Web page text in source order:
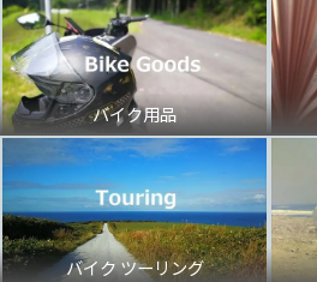
バイク用品
バイク ツーリング